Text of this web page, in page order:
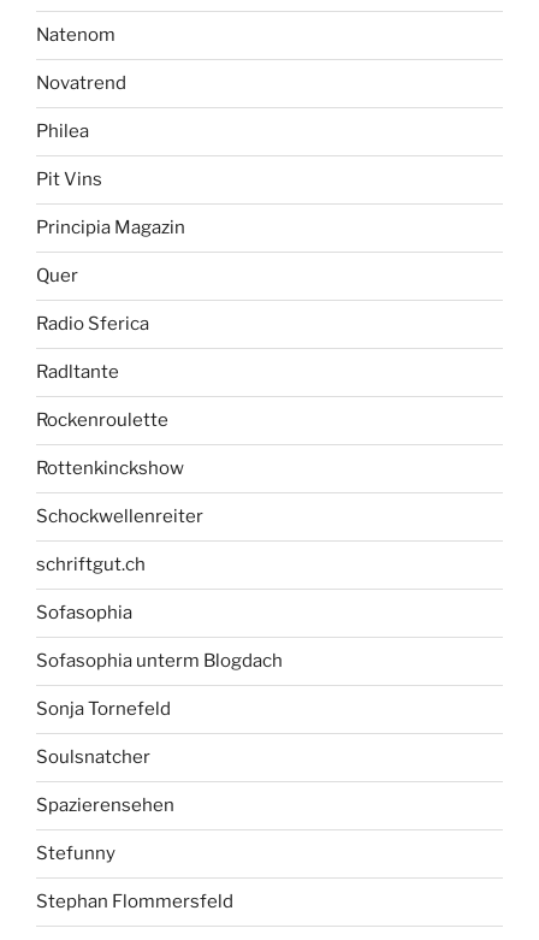
Natenom
Novatrend
Philea
Pit Vins
Principia Magazin
Quer
Radio Sferica
Radltante
Rockenroulette
Rottenkinckshow
Schockwellenreiter
schriftgut.ch
Sofasophia
Sofasophia unterm Blogdach
Sonja Tornefeld
Soulsnatcher
Spazierensehen
Stefunny
Stephan Flommersfeld